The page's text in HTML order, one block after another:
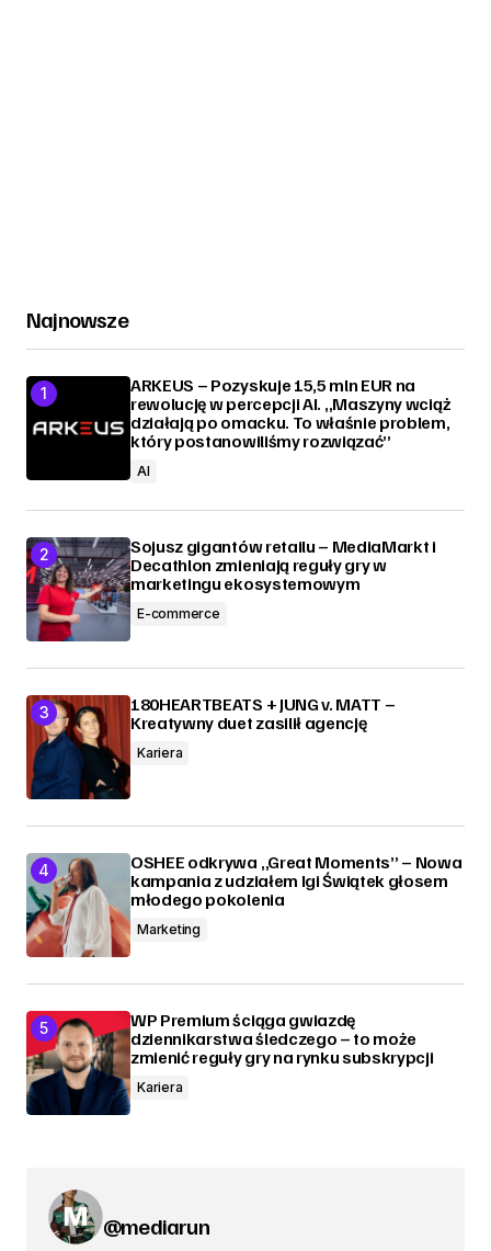
Najnowsze
ARKEUS – Pozyskuje 15,5 mln EUR na
rewolucję w percepcji AI. „Maszyny wciąż
działają po omacku. To właśnie problem,
który postanowiliśmy rozwiązać”
AI
Sojusz gigantów retailu – MediaMarkt i
Decathlon zmieniają reguły gry w
marketingu ekosystemowym
E-commerce
180HEARTBEATS + JUNG v. MATT –
Kreatywny duet zasilił agencję
Kariera
OSHEE odkrywa „Great Moments” – Nowa
kampania z udziałem Igi Świątek głosem
młodego pokolenia
Marketing
WP Premium ściąga gwiazdę
dziennikarstwa śledczego – to może
zmienić reguły gry na rynku subskrypcji
Kariera
@mediarun